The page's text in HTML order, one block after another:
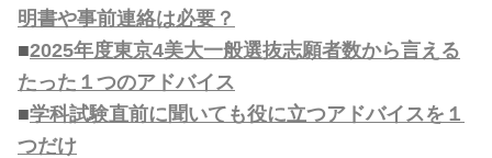
明書や事前連絡は必要？
■2025年度東京4美大一般選抜志願者数から言える
たった１つのアドバイス
■学科試験直前に聞いても役に立つアドバイスを１
つだけ